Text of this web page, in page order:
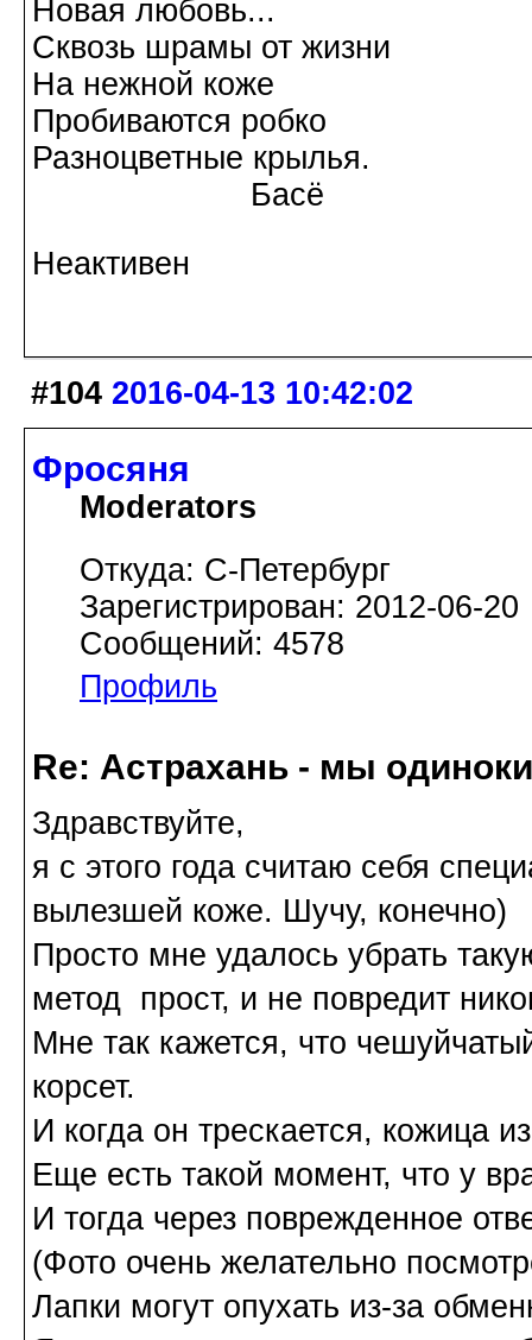
Новая любовь...
Сквозь шрамы от жизни
На нежной коже
Пробиваются робко
Разноцветные крылья.
Басё
Неактивен
#104 2016-04-13 10:42:02
Фросяня
Moderators
Откуда: С-Петербург
Зарегистрирован: 2012-06-20
Сообщений: 4578
Профиль
Re: Астрахань - мы
Здравствуйте,
я с этого года считаю себя
вылезшей коже. Шучу, конечно)
Просто мне удалось убрать
метод прост, и не повредит
Мне так кажется, что
корсет.
И когда он трескается, кожица
Еще есть такой момент, что у
И тогда через поврежденное
(Фото очень желательно
Лапки могут опухать из-за